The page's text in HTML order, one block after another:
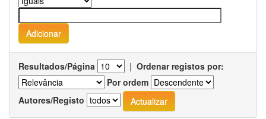
Resultados/Página | Ordenar registos por:
Por ordem
Autores/Registo